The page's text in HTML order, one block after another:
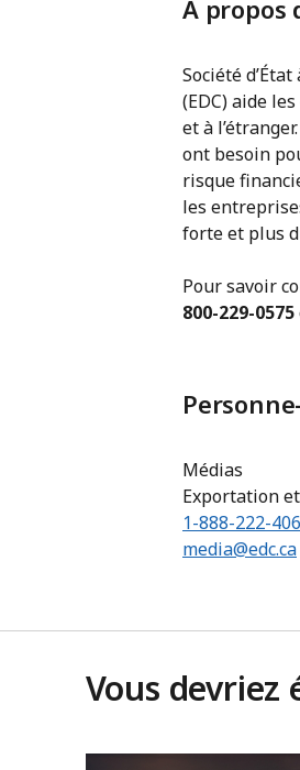
À propos
Société
(EDC) aide
et à
ont besoin
risque
les
forte et plus
Pour savoir
800-229-0575
Médias
Exportation
1-888-222-
media@edc.ca
Vous